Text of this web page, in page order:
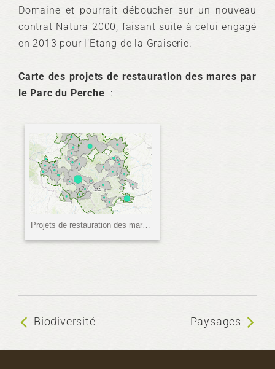
Domaine et pourrait déboucher sur un nouveau
contrat Natura 2000, faisant suite à celui engagé
en 2013 pour l’Etang de la Graiserie.
Carte des projets de restauration des mares par
le Parc du Perche :
Gestion des milieux
Biodiversité Paysages